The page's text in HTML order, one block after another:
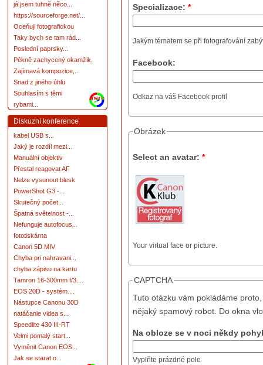
já jsem tuhně něco...
https://sourceforge.net/...
Oceňuji fotografickou
Taky bych se tam rád...
Poslední paprsky...
Pěkně zachycený okamžik.
Zajímavá kompozice,...
Snad z jiného úhlu
Souhlasím s těmi
rybami...
more
Diskuzní konference
kabel USB s...
Jaký je rozdíl mezi...
Manuální objektiv
Přestal reagovat AF
Nelze vysunout blesk
PowerShot G3 -...
Skutečný počet...
Špatná světelnost -...
Nefunguje autofocus...
fototiskárna
Canon 5D MIV
Chyba pri nahravani...
chyba zápisu na kartu
Tamron 16-300mm f/3....
EOS 20D - systém....
Nástupce Canonu 30D
natáčanie videa s...
Speedlite 430 III-RT
Velmi pomalý start...
Vyměnit Canon EOS...
Jak se starat o...
Specializace: *
Jakým tématem se při fotografování
Facebook:
Odkaz na váš Facebook profil
Obrázek
Select an avatar: *
Your virtual face or picture.
CAPTCHA
Tuto otázku vám pokládáme
nějaký spamový robot. Do okna
Na obloze se v noci někdy
Vyplňte prázdné pole